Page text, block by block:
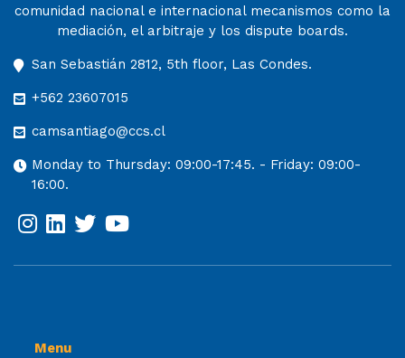
comunidad nacional e internacional mecanismos como la
mediación, el arbitraje y los dispute boards.
San Sebastián 2812, 5th floor, Las Condes.
+562 23607015
camsantiago@ccs.cl
Monday to Thursday: 09:00-17:45. - Friday: 09:00-
16:00.
Menu